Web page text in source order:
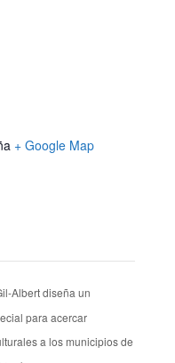
+ Google Map
Albert diseña un
para acercar
a los municipios de